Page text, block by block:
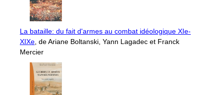
La bataille: du fait d'armes au combat idéologique XIe-
XIXe , de Ariane Boltanski, Yann Lagadec et Franck
Mercier